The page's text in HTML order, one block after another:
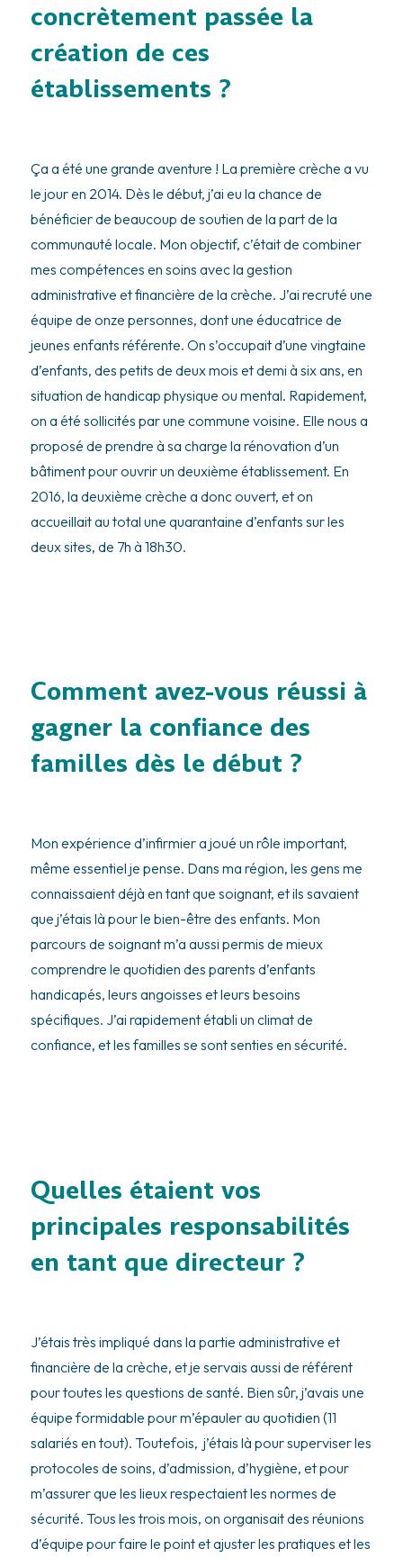
concrètement passée la
création de ces
établissements ?
Ça a été une grande aventure ! La première crèche a vu
le jour en 2014. Dès le début, j’ai eu la chance de
bénéficier de beaucoup de soutien de la part de la
communauté locale. Mon objectif, c’était de combiner
mes compétences en soins avec la gestion
administrative et financière de la crèche. J’ai recruté une
équipe de onze personnes, dont une éducatrice de
jeunes enfants référente. On s’occupait d’une vingtaine
d’enfants, des petits de deux mois et demi à six ans, en
situation de handicap physique ou mental. Rapidement,
on a été sollicités par une commune voisine. Elle nous a
proposé de prendre à sa charge la rénovation d’un
bâtiment pour ouvrir un deuxième établissement. En
2016, la deuxième crèche a donc ouvert, et on
accueillait au total une quarantaine d’enfants sur les
deux sites, de 7h à 18h30.
Comment avez-vous réussi à
gagner la confiance des
familles dès le début ?
Mon expérience d’infirmier a joué un rôle important,
même essentiel je pense. Dans ma région, les gens me
connaissaient déjà en tant que soignant, et ils savaient
que j’étais là pour le bien-être des enfants. Mon
parcours de soignant m’a aussi permis de mieux
comprendre le quotidien des parents d’enfants
handicapés, leurs angoisses et leurs besoins
spécifiques. J’ai rapidement établi un climat de
confiance, et les familles se sont senties en sécurité.
Quelles étaient vos
principales responsabilités
en tant que directeur ?
J’étais très impliqué dans la partie administrative et
financière de la crèche, et je servais aussi de référent
pour toutes les questions de santé. Bien sûr, j’avais une
équipe formidable pour m’épauler au quotidien (11
salariés en tout). Toutefois, j’étais là pour superviser les
protocoles de soins, d’admission, d’hygiène, et pour
m’assurer que les lieux respectaient les normes de
sécurité. Tous les trois mois, on organisait des réunions
d’équipe pour faire le point et ajuster les pratiques et les